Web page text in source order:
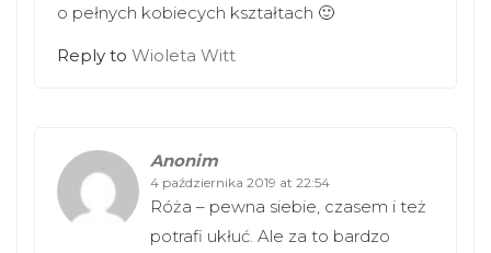
o pełnych kobiecych kształtach 🙂
Reply to Wioleta Witt
Anonim
4 października 2019 at 22:54
Róża – pewna siebie, czasem i też
potrafi ukłuć. Ale za to bardzo